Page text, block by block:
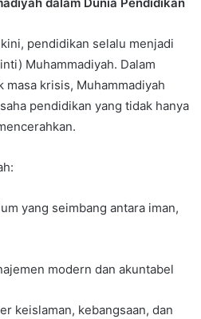
pendidikan selalu menjadi
Muhammadiyah. Dalam
krisis, Muhammadiyah
pendidikan yang tidak hanya
yang seimbang antara iman,
modern dan akuntabel
keislaman, kebangsaan, dan